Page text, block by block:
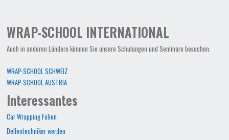
WRAP-SCHOOL INTERNATIONAL
Auch in anderen Ländern können Sie unsere Schulungen und Seminare besuchen.
WRAP-SCHOOL SCHWEIZ
WRAP-SCHOOL AUSTRIA
Interessantes
Car Wrapping Folien
Dellentechniker werden